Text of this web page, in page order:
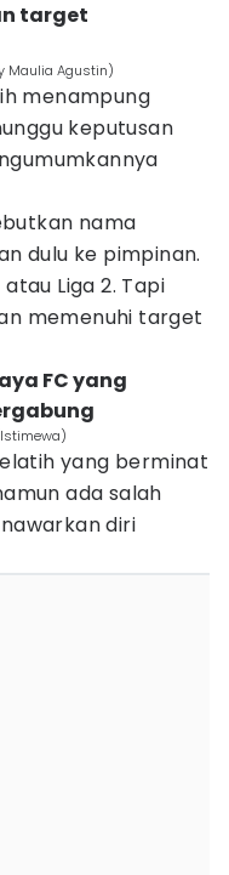
target
Maulia Agustin)
menampung
keputusan
nama
dulu ke pimpinan.
Liga 2. Tapi
memenuhi target
FC yang
yang berminat
ada salah
diri